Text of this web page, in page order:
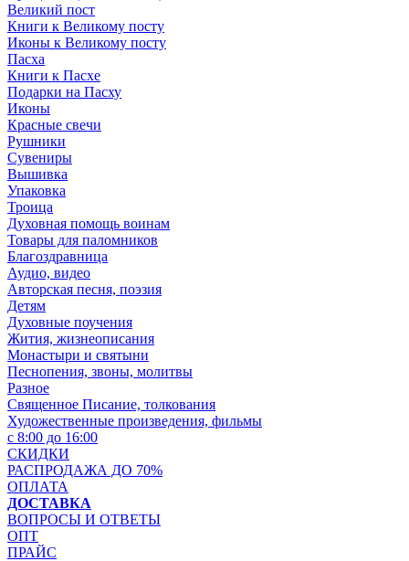
Великий пост
Книги к Великому посту
Иконы к Великому посту
Пасха
Книги к Пасхе
Подарки на Пасху
Иконы
Красные свечи
Рушники
Сувениры
Вышивка
Упаковка
Троица
Духовная помощь воинам
Товары для паломников
Благоздравница
Аудио, видео
Авторская песня, поэзия
Детям
Духовные поучения
Жития, жизнеописания
Монастыри и святыни
Песнопения, звоны, молитвы
Разное
Священное Писание, толкования
Художественные произведения, фильмы
с 8:00 до 16:00
СКИДКИ
РАСПРОДАЖА ДО 70%
ОПЛАТА
ДОСТАВКА
ВОПРОСЫ И ОТВЕТЫ
ОПТ
ПРАЙС